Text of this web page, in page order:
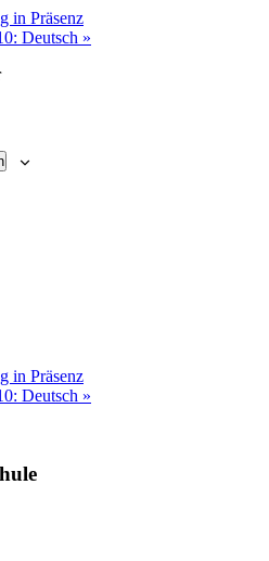
in Präsenz
Deutsch »
in Präsenz
Deutsch »